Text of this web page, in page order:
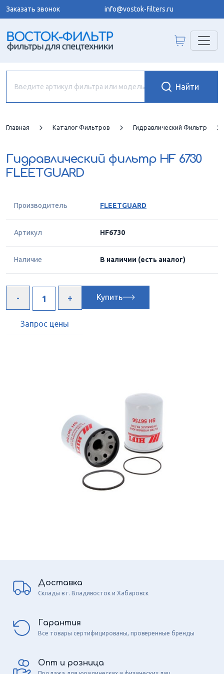
Заказать звонок info@vostok-filters.ru
Главная Каталог Фильтров Гидравлический Фильтр
Гидравлический фильтр HF 6730
FLEETGUARD
Производитель FLEETGUARD
Артикул HF6730
Наличие В наличии (есть аналог)
Купить
Запрос цены
Доставка
Склады в г. Владивосток и Хабаровск
Гарантия
Все товары сертифицированы, проверенные бренды
Опт и розница